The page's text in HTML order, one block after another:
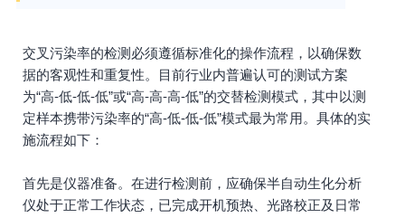
交叉污染率的检测必须遵循标准化的操作流程，以确保数
据的客观性和重复性。目前行业内普遍认可的测试方案
为“高-低-低-低”或“高-高-高-低”的交替检测模式，其中以测
定样本携带污染率的“高-低-低-低”模式最为常用。具体的实
施流程如下：
首先是仪器准备。在进行检测前，应确保半自动生化分析
仪处于正常工作状态，已完成开机预热、光路校正及日常